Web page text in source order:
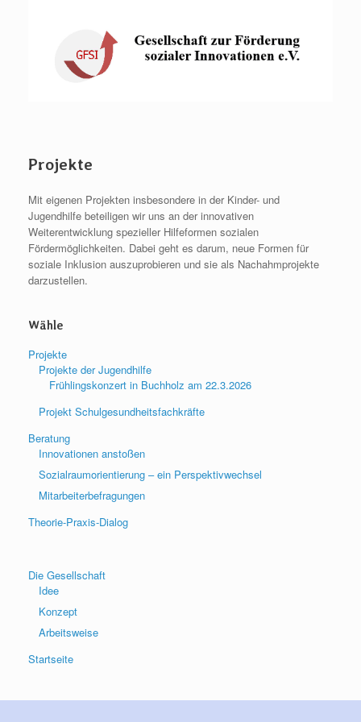
Projekte
Mit eigenen Projekten insbesondere in der Kinder- und
Jugendhilfe beteiligen wir uns an der innovativen
Weiterentwicklung spezieller Hilfeformen sozialen
Fördermöglichkeiten. Dabei geht es darum, neue Formen für
soziale Inklusion auszuprobieren und sie als Nachahmprojekte
darzustellen.
Wähle
Projekte
Projekte der Jugendhilfe
Frühlingskonzert in Buchholz am 22.3.2026
Projekt Schulgesundheitsfachkräfte
Beratung
Innovationen anstoßen
Sozialraumorientierung – ein Perspektivwechsel
Mitarbeiterbefragungen
Theorie-Praxis-Dialog
Die Gesellschaft
Idee
Konzept
Arbeitsweise
Startseite